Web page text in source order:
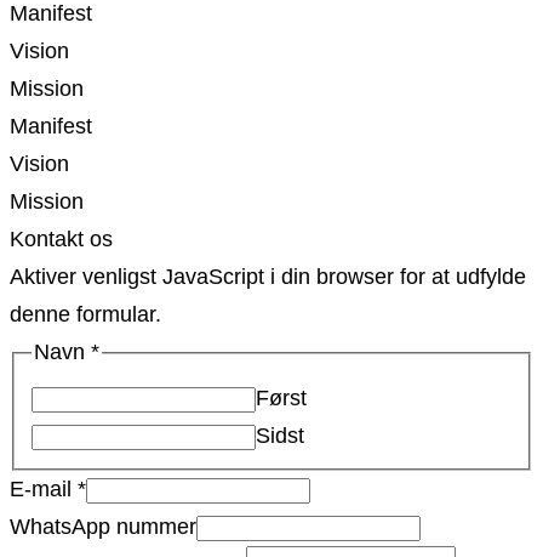
Manifest
Vision
Mission
Manifest
Vision
Mission
Kontakt os
Aktiver venligst JavaScript i din browser for at udfylde
denne formular.
Navn *
Først
Sidst
E-mail *
WhatsApp nummer